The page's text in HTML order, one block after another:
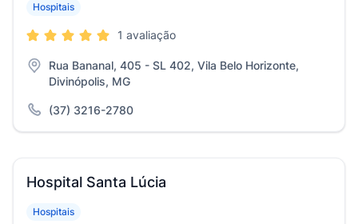
Hospitais
1 avaliação
Rua Bananal, 405 - SL 402, Vila Belo Horizonte,
Divinópolis, MG
(37) 3216-2780
Hospital Santa Lúcia
Hospitais